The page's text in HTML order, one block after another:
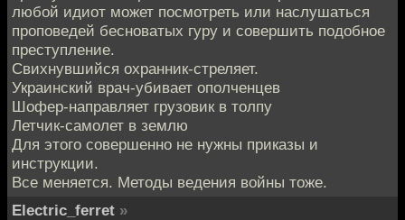
любой идиот может посмотреть или наслушаться
проповедей бесноватых гуру и совершить подобное
преступление.
Свихнувшийся охранник-стреляет.
Украинский врач-убивает ополченцев
Шофер-направляет грузовик в толпу
Летчик-самолет в землю
Для этого совершенно не нужны приказы и
инструкции.
Все меняется. Методы ведения войны тоже.
Electric_ferret »